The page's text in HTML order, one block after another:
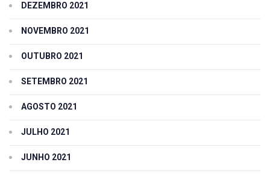
DEZEMBRO 2021
NOVEMBRO 2021
OUTUBRO 2021
SETEMBRO 2021
AGOSTO 2021
JULHO 2021
JUNHO 2021